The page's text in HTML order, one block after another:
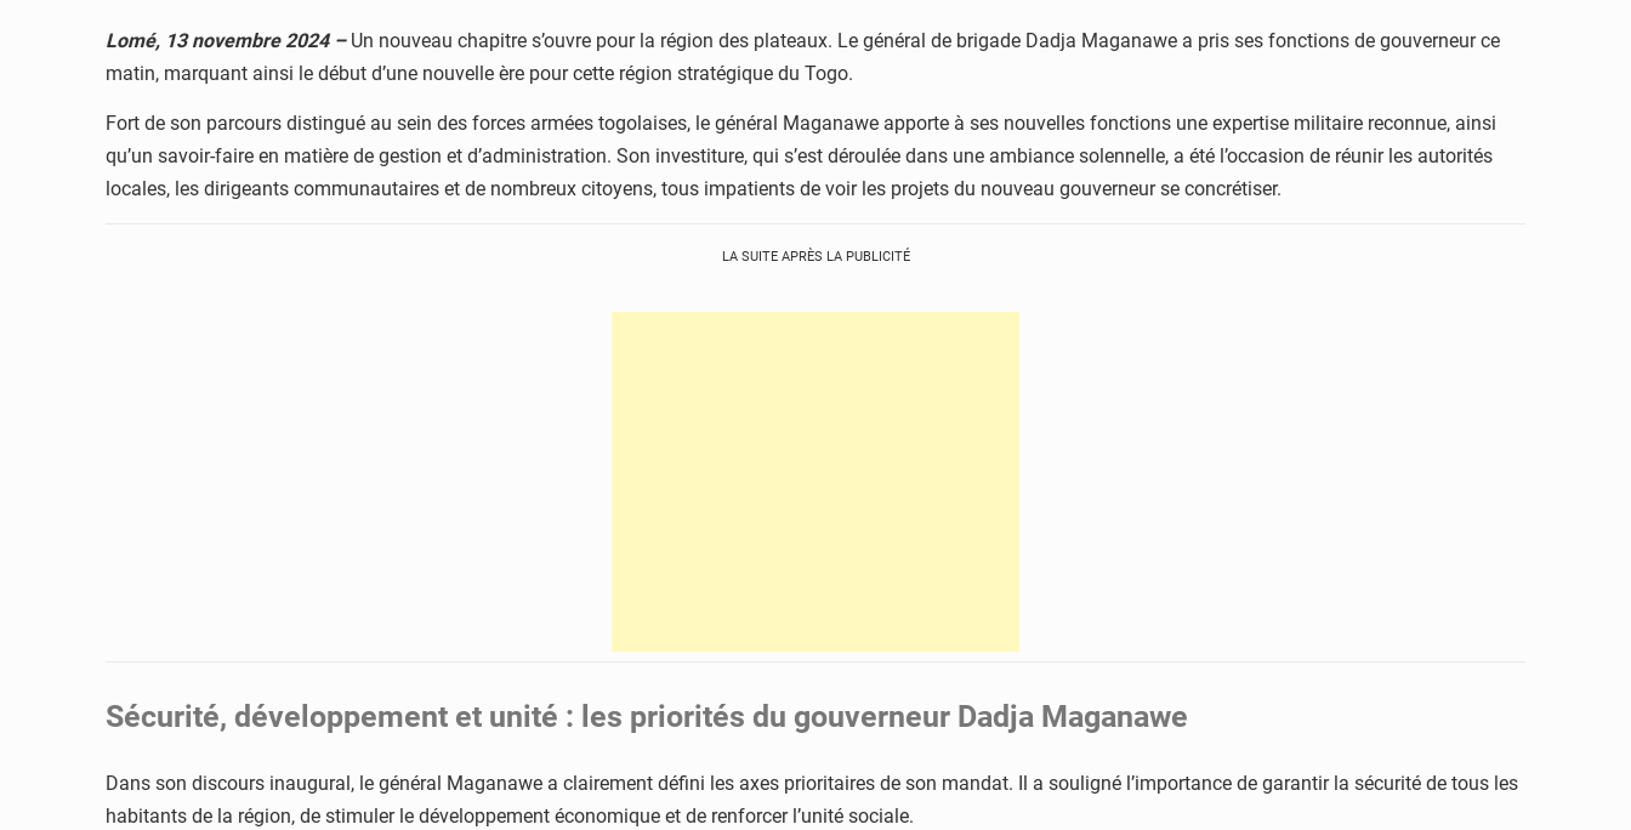
Lomé, 13 novembre 2024 – Un nouveau chapitre s’ouvre pour la région des plateaux. Le général de brigade Dadja Maganawe a pris ses fonctions de gouverneur ce
matin, marquant ainsi le début d’une nouvelle ère pour cette région stratégique du Togo.
Fort de son parcours distingué au sein des forces armées togolaises, le général Maganawe apporte à ses nouvelles fonctions une expertise militaire reconnue, ainsi
qu’un savoir-faire en matière de gestion et d’administration. Son investiture, qui s’est déroulée dans une ambiance solennelle, a été l’occasion de réunir les autorités
locales, les dirigeants communautaires et de nombreux citoyens, tous impatients de voir les projets du nouveau gouverneur se concrétiser.
LA SUITE APRÈS LA PUBLICITÉ
Sécurité, développement et unité : les priorités du gouverneur Dadja Maganawe
Dans son discours inaugural, le général Maganawe a clairement défini les axes prioritaires de son mandat. Il a souligné l’importance de garantir la sécurité de tous les
habitants de la région, de stimuler le développement économique et de renforcer l’unité sociale.